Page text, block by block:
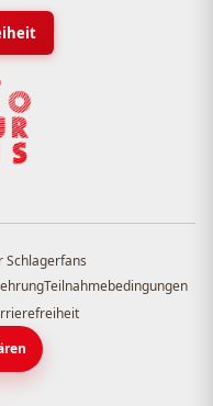
Schlagerfans
Teilnahmebedingungen